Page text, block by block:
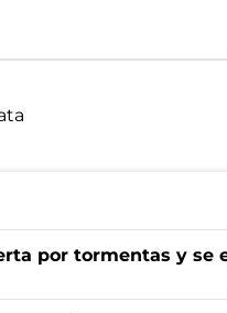
por tormentas y se